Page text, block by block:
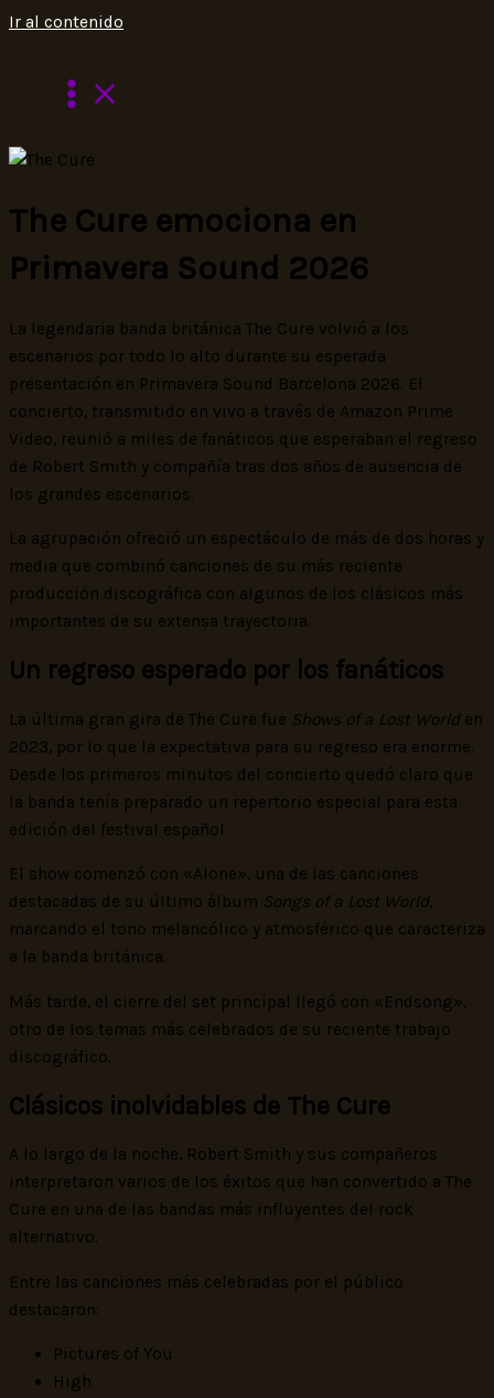
Ir al contenido
The Cure emociona en
Primavera Sound 2026
La legendaria banda británica The Cure volvió a los
escenarios por todo lo alto durante su esperada
presentación en Primavera Sound Barcelona 2026. El
concierto, transmitido en vivo a través de Amazon Prime
Video, reunió a miles de fanáticos que esperaban el regreso
de Robert Smith y compañía tras dos años de ausencia de
los grandes escenarios.
La agrupación ofreció un espectáculo de más de dos horas y
media que combinó canciones de su más reciente
producción discográfica con algunos de los clásicos más
importantes de su extensa trayectoria.
Un regreso esperado por los fanáticos
La última gran gira de The Cure fue Shows of a Lost Worlden
2023, por lo que la expectativa para su regreso era enorme.
Desde los primeros minutos del concierto quedó claro que
la banda tenía preparado un repertorio especial para esta
edición del festival español.
El show comenzó con «Alone», una de las canciones
destacadas de su último álbum Songs of a Lost World,
marcando el tono melancólico y atmosférico que caracteriza
a la banda británica.
Más tarde, el cierre del set principal llegó con «Endsong»,
otro de los temas más celebrados de su reciente trabajo
discográfico.
Clásicos inolvidables de The Cure
A lo largo de la noche, Robert Smith y sus compañeros
interpretaron varios de los éxitos que han convertido a The
Cure en una de las bandas más influyentes del rock
alternativo.
Entre las canciones más celebradas por el público
destacaron:
Pictures of You
High